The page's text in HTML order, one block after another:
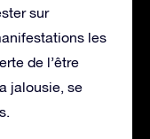
sur
les
de l’être
jalousie, se